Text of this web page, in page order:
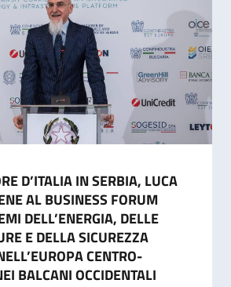
D’ITALIA IN SERBIA, LUCA
AL BUSINESS FORUM
DELL’ENERGIA, DELLE
E DELLA SICUREZZA
CENTRO-
BALCANI OCCIDENTALI